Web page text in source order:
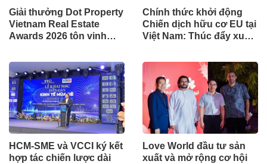
Giải thưởng Dot Property
Vietnam Real Estate
Awards 2026 tôn vinh
trưởng chu kỳ mới bất
động sản Việt Nam
Chính thức khởi động
Chiến dịch hữu cơ EU tại
Việt Nam: Thúc đẩy xu
minh bạch, bền vững
HCM-SME và VCCI ký kết
hợp tác chiến lược dài
Love World đầu tư sản
xuất và mở rộng cơ hội